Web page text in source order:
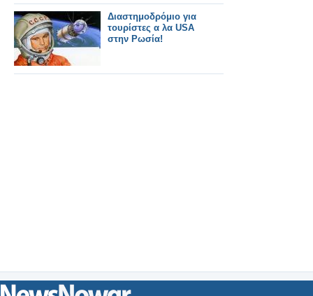
Διαστημοδρόμιο για
τουρίστες α λα USA
στην Ρωσία!